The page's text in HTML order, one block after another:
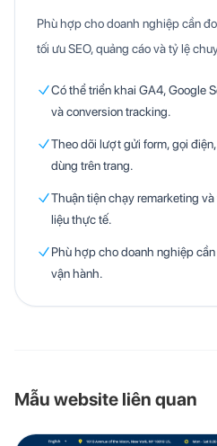
Phù hợp cho doanh nghiệp cần
tối ưu SEO, quảng cáo và tỷ lệ
Có thể triển khai GA4, Google
và conversion tracking.
Theo dõi lượt gửi form, gọi
dùng trên trang.
Thuận tiện chạy remarketing
liệu thực tế.
Phù hợp cho doanh nghiệp
vận hành.
Mẫu website liên quan